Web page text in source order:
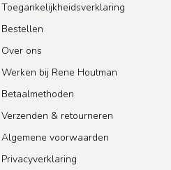
Toegankelijkheidsverklaring
Bestellen
Over ons
Werken bij Rene Houtman
Betaalmethoden
Verzenden & retourneren
Algemene voorwaarden
Privacyverklaring